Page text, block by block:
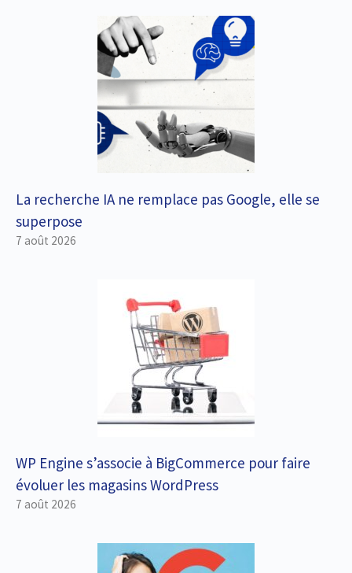
La recherche IA ne remplace pas Google, elle se
superpose
7 août 2026
WP Engine s’associe à BigCommerce pour faire
évoluer les magasins WordPress
7 août 2026